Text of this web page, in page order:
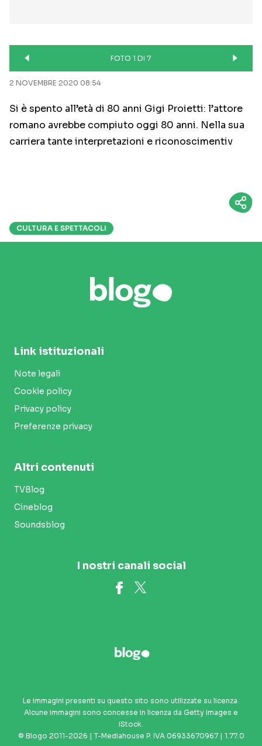
FOTO 1 DI 7
2 NOVEMBRE 2020 08:54
Si è spento all’età di 80 anni Gigi Proietti: l’attore
romano avrebbe compiuto oggi 80 anni. Nella sua
carriera tante interpretazioni e riconoscimentiv
CULTURA E SPETTACOLI
Link istituzionali
Note legali
Cookie policy
Privacy policy
Preferenze privacy
Altri contenuti
TVBlog
Cineblog
Soundsblog
I nostri canali social
Le immagini presenti su questo sito sono utilizzate su licenza.
Alcune immagini sono concesse in licenza da Getty Images e
iStock.
© Blogo 2011-2026 | T-Mediahouse P. IVA 06933670967 | 1.77.0